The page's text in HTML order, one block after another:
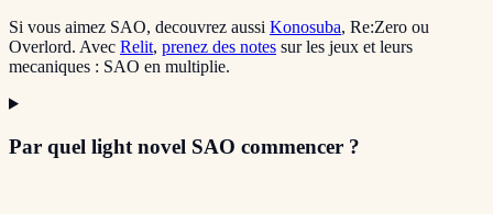
Si vous aimez SAO, decouvrez aussi Konosuba, Re:Zero ou
Overlord. Avec Relit, prenez des notes sur les jeux et leurs
mecaniques : SAO en multiplie.
Par quel light novel SAO commencer ?